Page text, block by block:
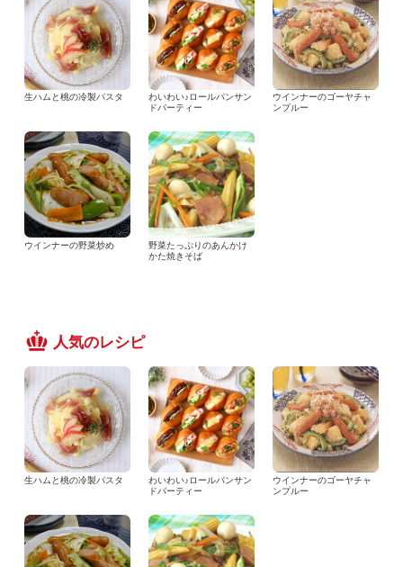
生ハムと桃の冷製パスタ
わいわい♪ロールパンサン
ドパーティー
ウインナーのゴーヤチャ
ンプルー
ウインナーの野菜炒め
野菜たっぷりのあんかけ
かた焼きそば
人気のレシピ
生ハムと桃の冷製パスタ
わいわい♪ロールパンサン
ドパーティー
ウインナーのゴーヤチャ
ンプルー